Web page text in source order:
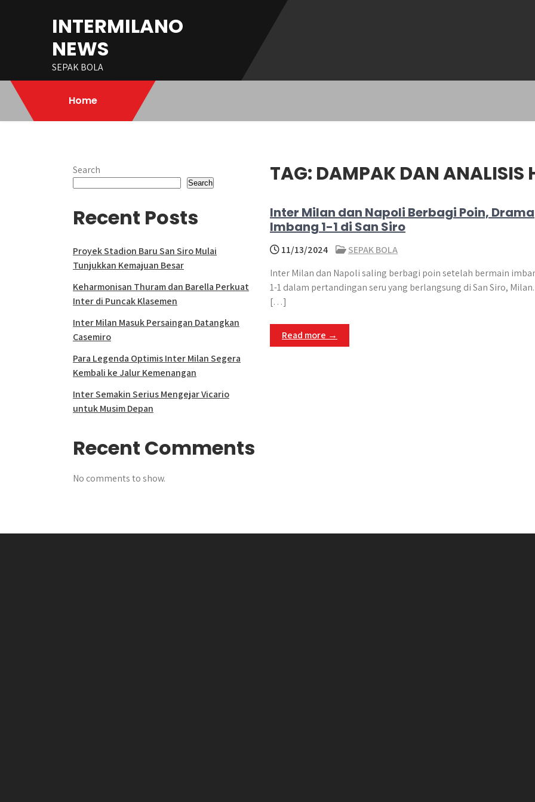
INTERMILANO
NEWS
SEPAK BOLA
Home
TAG: DAMPAK DAN ANALISIS
Inter Milan dan Napoli Berbagi Poin, Drama
Imbang 1-1 di San Siro
11/13/2024
SEPAK BOLA
Inter Milan dan Napoli saling berbagi poin setelah bermain
1-1 dalam pertandingan seru yang berlangsung di San Siro, Milan.
[…]
Read more →
Search
Search
Recent Posts
Proyek Stadion Baru San Siro Mulai
Tunjukkan Kemajuan Besar
Keharmonisan Thuram dan Barella Perkuat
Inter di Puncak Klasemen
Inter Milan Masuk Persaingan Datangkan
Casemiro
Para Legenda Optimis Inter Milan Segera
Kembali ke Jalur Kemenangan
Inter Semakin Serius Mengejar Vicario
untuk Musim Depan
Recent Comments
No comments to show.